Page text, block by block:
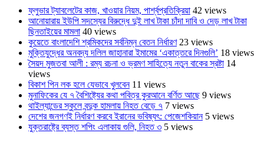
ফ্লুভার ট্যাবলেটের কাজ, খাওয়ার নিয়ম, পার্শ্বপ্রতিক্রিয়া 42 views
আনোয়ারায় ইউপি সদস্যের বিরুদ্ধে দুই লাখ টাকা চাঁদা দাবি ও দেড় লাখ টাকা
ছিনতাইয়ের মামলা 40 views
কুয়েতে বাংলাদেশি শ্রমিকদের সর্বনিম্ন বেতন নির্ধারণ 23 views
মুক্তিযুদ্ধের অনবদ্য দলিল জাহানারা ইমামের ‘একাত্তরে দিনগুলি’ 18 views
সৈয়দ মুজতবা আলী : রম্য রচনা ও ভ্রমণ সাহিত্যে নতুন বাকের স্রষ্টা 14
views
বিকাশ পিন লক হলে যেভাবে খুলবেন 11 views
মুনাফিকের যে ৭ বৈশিষ্ট্যের কথা পবিত্র কুরআনে বর্ণিত আছে 9 views
থাইল্যান্ডের স্কুলে বন্দুক হামলায় নিহত বেড়ে ৭ 7 views
দেশের জনগণই নির্ধারণ করবে ইরানের ভবিষ্যৎ: পেজেশকিয়ান 5 views
যুক্তরাষ্ট্রে ব্যস্ত শপিং এলাকায় গুলি, নিহত ৩ 5 views